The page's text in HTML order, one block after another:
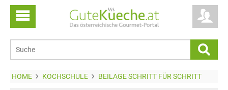
HOME KOCHSCHULE BEILAGE SCHRITT FÜR SCHRITT